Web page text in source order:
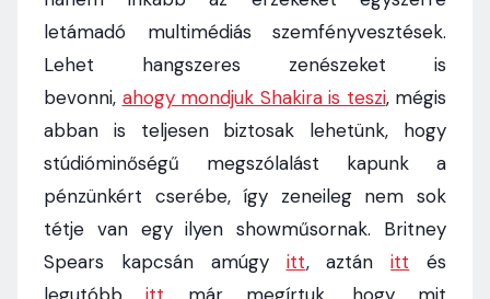
letámadó multimédiás szemfényvesztések.
Lehet hangszeres zenészeket is
bevonni, ahogy mondjuk Shakira is teszi, mégis
abban is teljesen biztosak lehetünk, hogy
stúdióminőségű megszólalást kapunk a
pénzünkért cserébe, így zeneileg nem sok
tétje van egy ilyen showműsornak. Britney
Spears kapcsán amúgy itt, aztánitt és